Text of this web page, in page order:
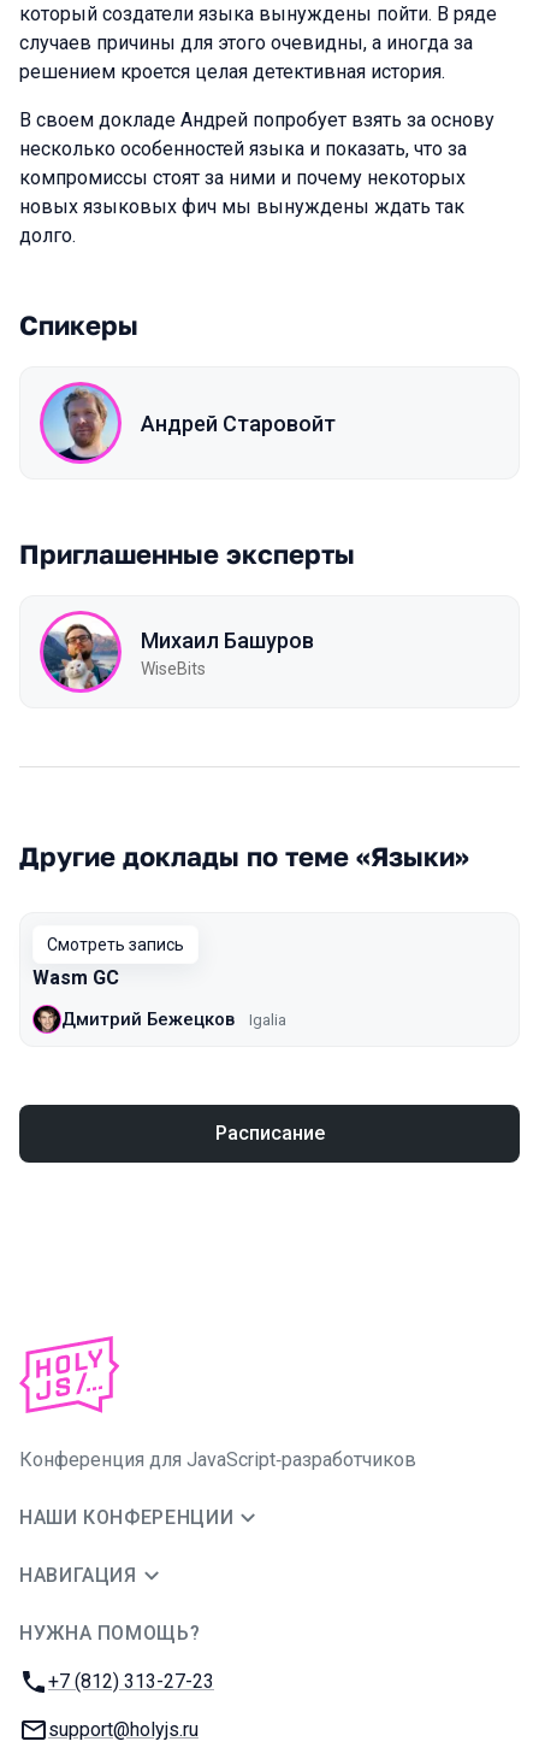
который создатели языка вынуждены пойти. В ряде
случаев причины для этого очевидны, а иногда за
решением кроется целая детективная история.
В своем докладе Андрей попробует взять за основу
несколько особенностей языка и показать, что за
компромиссы стоят за ними и почему некоторых
новых языковых фич мы вынуждены ждать так
долго.
Спикеры
Андрей Старовойт
Приглашенные эксперты
Михаил Башуров
WiseBits
Другие доклады по теме «Языки»
Смотреть запись
Wasm GC
Дмитрий Бежецков Igalia
Расписание
Конференция для JavaScript‑разработчиков
НАШИ КОНФЕРЕНЦИИ
НАВИГАЦИЯ
НУЖНА ПОМОЩЬ?
Телефон:
+7 (812) 313-27-23
E-mail:
support@holyjs.ru